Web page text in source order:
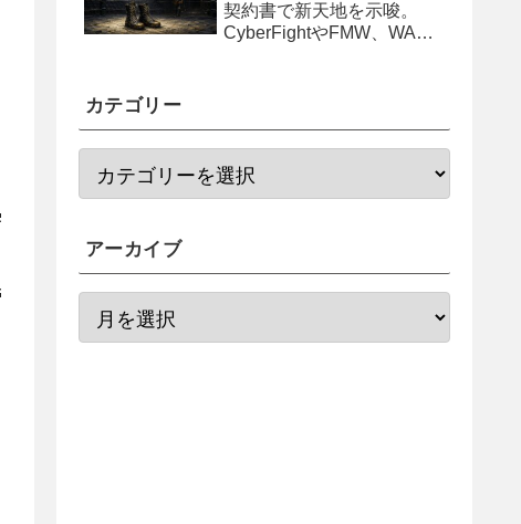
契約書で新天地を示唆。
CyberFightやFMW、WAR
カテゴリー
アーカイブ